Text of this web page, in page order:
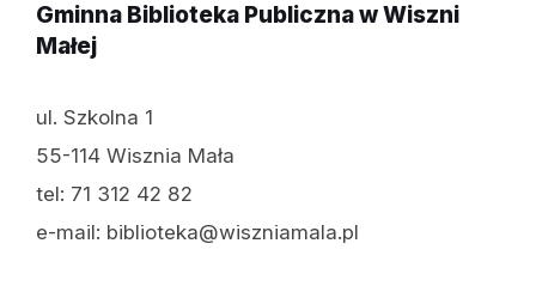
Gminna Biblioteka Publiczna w Wiszni
Małej
ul. Szkolna 1
55-114 Wisznia Mała
tel: 71 312 42 82
e-mail: biblioteka@wiszniamala.pl